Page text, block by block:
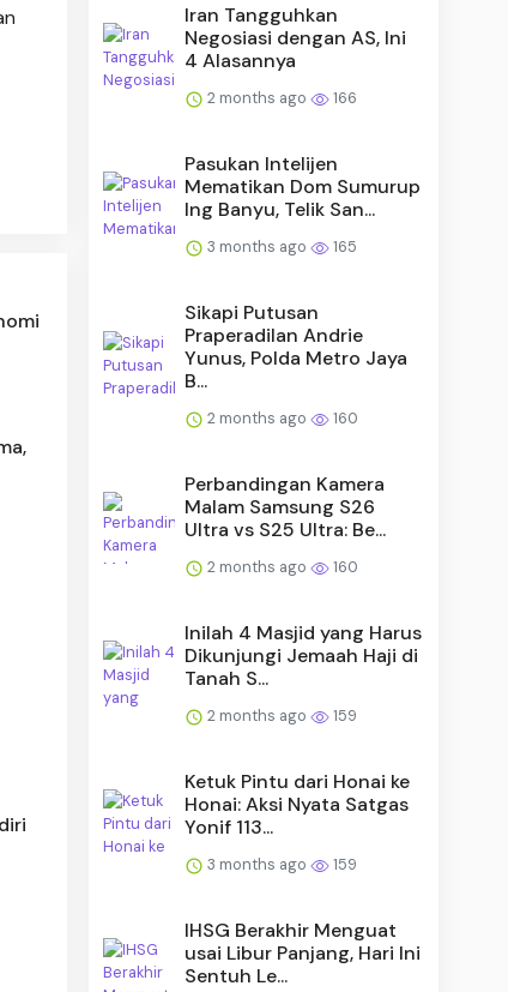
Iran Tangguhkan
Negosiasi dengan AS, Ini
4 Alasannya
2 months ago 166
Pasukan Intelijen
Mematikan Dom Sumurup
Ing Banyu, Telik San...
3 months ago 165
Sikapi Putusan
Praperadilan Andrie
Yunus, Polda Metro Jaya
B...
2 months ago 160
Perbandingan Kamera
Malam Samsung S26
Ultra vs S25 Ultra: Be...
2 months ago 160
Inilah 4 Masjid yang Harus
Dikunjungi Jemaah Haji di
Tanah S...
2 months ago 159
Ketuk Pintu dari Honai ke
Honai: Aksi Nyata Satgas
Yonif 113...
3 months ago 159
IHSG Berakhir Menguat
usai Libur Panjang, Hari Ini
Sentuh Le...